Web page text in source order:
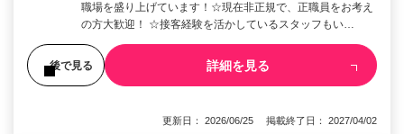
職場を盛り上げています！☆現在非正規で、正職員をお考え
の方大歓迎！ ☆接客経験を活かしているスタッフもい…
後で見る 詳細を見る
更新日： 2026/06/25 掲載終了日： 2027/04/02